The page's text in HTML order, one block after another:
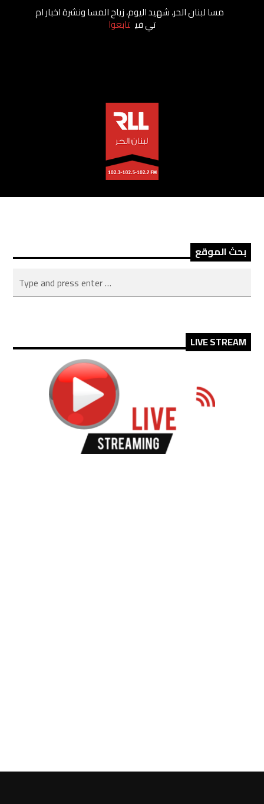
RLL
بحث الموقع
LIVE STREAM
مسا لبنان الحر، شهيد اليوم، زياح المسا ونشرة اخبار ام
تي في تابعوا